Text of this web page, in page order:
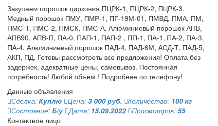
Закупаем порошок циркония ПЦРК-1, ПЦРК-2, ПЦРК-3.
Медный порошок ПМУ, ПМР-1, ПГ-19М-01, ПМВД, ПМА, ПМ,
ПМС-1, ПМС-2, ПМСК, ПМС-А. Алюминиевый порошок АПВ,
АПВ90, АПВ-П, ПА-0, ПАП-1, ПАП-2 , ПП-1, ПА-1, ПА-2, ПА-3,
ПА-4. Алюминиевый порошок ПАД-4, ПАД-6М, АСД-Т, ПАД-5,
АКП, ПД. Готовы рассмотреть все предложения! Оплата без
задержек, адекватные цены, самовывоз. Постоянная
потребность! Любой объем ! Подробнее по телефону!
Данные объявления
Сделка: Куплю Цена: 3 000 руб. Количество: 100 кг
Состояние: Б/у Дата: 15.09.2022 Просмотров: 55
Контактное лицо